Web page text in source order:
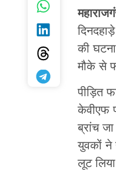
की
मौके से
पीड़ित
केवीएफ
ब्रांच
युवकों ने
लूट